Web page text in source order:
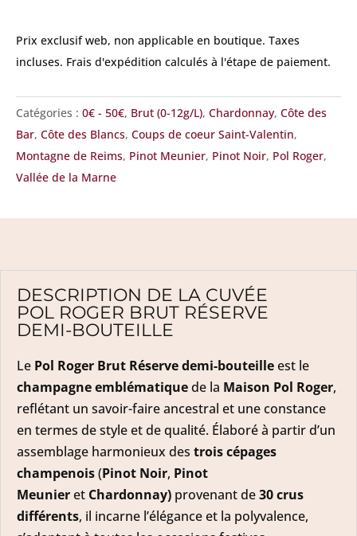
Prix exclusif web, non applicable en boutique. Taxes
incluses. Frais d'expédition calculés à l'étape de paiement.
Catégories : 0€ - 50€, Brut (0-12g/L), Chardonnay, Côte des
Bar, Côte des Blancs, Coups de coeur Saint-Valentin,
Montagne de Reims, Pinot Meunier, Pinot Noir, Pol Roger,
Vallée de la Marne
DESCRIPTION DE LA CUVÉE
POL ROGER BRUT RÉSERVE
DEMI-BOUTEILLE
Le Pol Roger Brut Réservedemi-bouteilleest le
champagne emblématiquede la Maison Pol Roger,
reflétant un savoir-faire ancestral et une constance
en termes de style et de qualité. Élaboré à partir d’un
assemblage harmonieux des trois cépages
champenois(Pinot Noir, Pinot
Meunieret Chardonnay) provenant de30 crus
différents, il incarne l’élégance et la polyvalence,